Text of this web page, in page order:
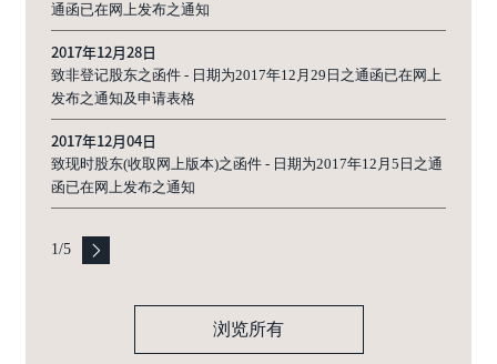
通函已在网上发布之通知
2017年12月28日
致非登记股东之函件 - 日期为2017年12月29日之通函已在网上
发布之通知及申请表格
2017年12月04日
致现时股东(收取网上版本)之函件 - 日期为2017年12月5日之通
函已在网上发布之通知
1/5
浏览所有